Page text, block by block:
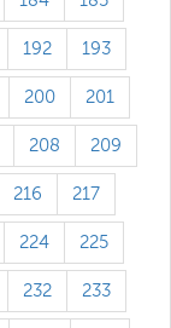
192 193
200 201
208 209
216 217
224 225
232 233